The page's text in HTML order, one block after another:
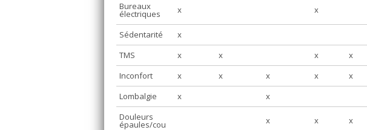
Bureaux
électriques x x
Sédentarité x
TMS
x x x x
Inconfort
x x x x x
Lombalgie
x x
Douleurs
épaules/cou x x x